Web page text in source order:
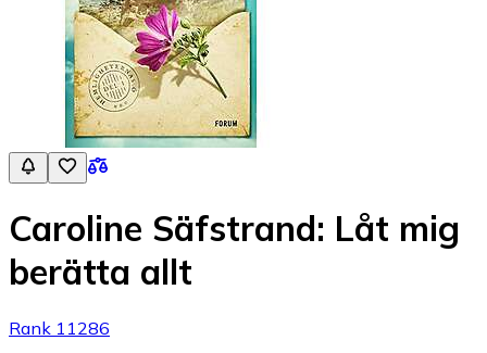
Caroline Säfstrand: Låt mig
berätta allt
Rank 11286